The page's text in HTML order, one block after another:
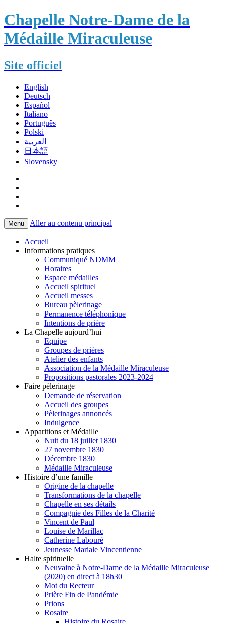
Chapelle Notre-Dame de la
Médaille Miraculeuse
Site officiel
English
Deutsch
Español
Italiano
Português
Polski
العربية
日本語
Slovensky
Menu Aller au contenu principal
Accueil
Informations pratiques
Communiqué NDMM
Horaires
Espace médailles
Accueil spirituel
Accueil messes
Bureau pèlerinage
Permanence téléphonique
Intentions de prière
La Chapelle aujourd’hui
Equipe
Groupes de prières
Atelier des enfants
Association de la Médaille Miraculeuse
Propositions pastorales 2023-2024
Faire pèlerinage
Demande de réservation
Accueil des groupes
Pèlerinages annoncés
Indulgence
Apparitions et Médaille
Nuit du 18 juillet 1830
27 novembre 1830
Décembre 1830
Médaille Miraculeuse
Histoire d’une famille
Origine de la chapelle
Transformations de la chapelle
Chapelle en ses détails
Compagnie des Filles de la Charité
Vincent de Paul
Louise de Marillac
Catherine Labouré
Jeunesse Mariale Vincentienne
Halte spirituelle
Neuvaine à Notre-Dame de la Médaille Miraculeuse
(2020) en direct à 18h30
Mot du Recteur
Prière Fin de Pandémie
Prions
Rosaire